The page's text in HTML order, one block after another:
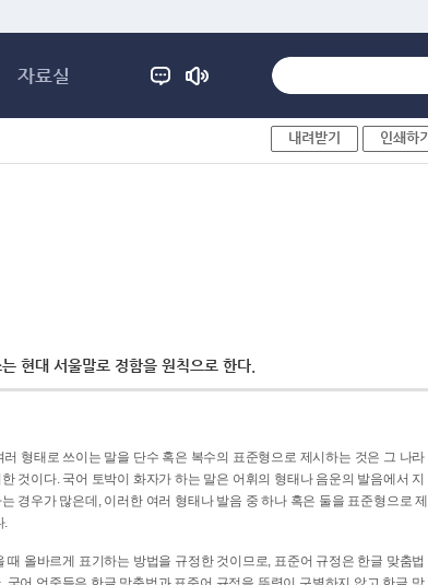
자료실
내려받기 인쇄하기
현대 서울말로 정함을 원칙으로 한다.
형태로 쓰이는 말을 단수 혹은 복수의 표준형으로 제시하는 것은 그 나라
것이다. 국어 토박이 화자가 하는 말은 어휘의 형태나 음운의 발음에서 지
경우가 많은데, 이러한 여러 형태나 발음 중 하나 혹은 둘을 표준형으로 제
.
올바르게 표기하는 방법을 규정한 것이므로, 표준어 규정은 한글 맞춤법